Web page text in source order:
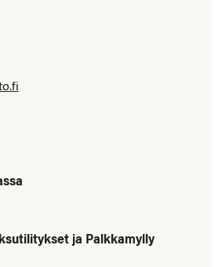
ja Palkkamylly